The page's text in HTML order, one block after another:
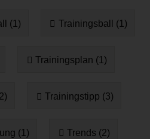
(1) Trainingsball (1)
Trainingsplan (1)
Trainingstipp (3)
(1) Trends (2)